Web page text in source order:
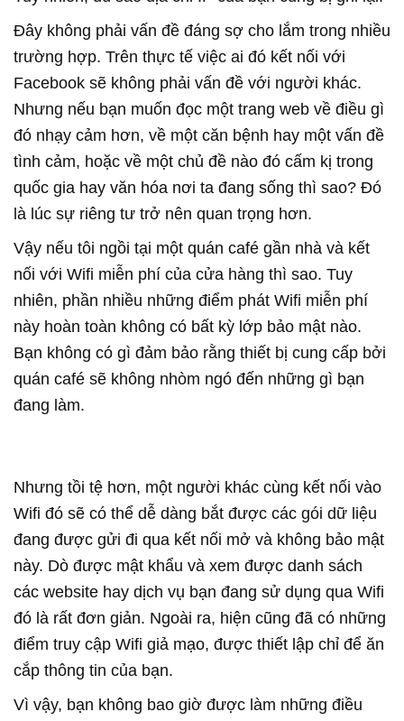
Đây không phải vấn đề đáng sợ cho lắm trong nhiều
trường hợp. Trên thực tế việc ai đó kết nối với
Facebook sẽ không phải vấn đề với người khác.
Nhưng nếu bạn muốn đọc một trang web về điều gì
đó nhạy cảm hơn, về một căn bệnh hay một vấn đề
tình cảm, hoặc về một chủ đề nào đó cấm kị trong
quốc gia hay văn hóa nơi ta đang sống thì sao? Đó
là lúc sự riêng tư trở nên quan trọng hơn.
Vậy nếu tôi ngồi tại một quán café gần nhà và kết
nối với Wifi miễn phí của cửa hàng thì sao. Tuy
nhiên, phần nhiều những điểm phát Wifi miễn phí
này hoàn toàn không có bất kỳ lớp bảo mật nào.
Bạn không có gì đảm bảo rằng thiết bị cung cấp bởi
quán café sẽ không nhòm ngó đến những gì bạn
đang làm.
Nhưng tồi tệ hơn, một người khác cùng kết nối vào
Wifi đó sẽ có thể dễ dàng bắt được các gói dữ liệu
đang được gửi đi qua kết nối mở và không bảo mật
này. Dò được mật khẩu và xem được danh sách
các website hay dịch vụ bạn đang sử dụng qua Wifi
đó là rất đơn giản. Ngoài ra, hiện cũng đã có những
điểm truy cập Wifi giả mạo, được thiết lập chỉ để ăn
cắp thông tin của bạn.
Vì vậy, bạn không bao giờ được làm những điều